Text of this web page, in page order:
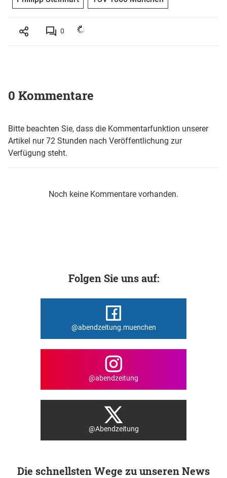
0
0 Kommentare
Bitte beachten Sie, dass die Kommentarfunktion unserer
Artikel nur 72 Stunden nach Veröffentlichung zur
Verfügung steht.
Noch keine Kommentare vorhanden.
Folgen Sie uns auf:
@abendzeitung.muenchen
@abendzeitung
@Abendzeitung
Die schnellsten Wege zu unseren News